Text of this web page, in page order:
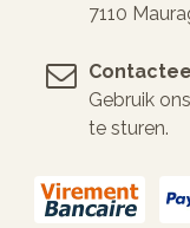
7110
Gebruik ons
te sturen.